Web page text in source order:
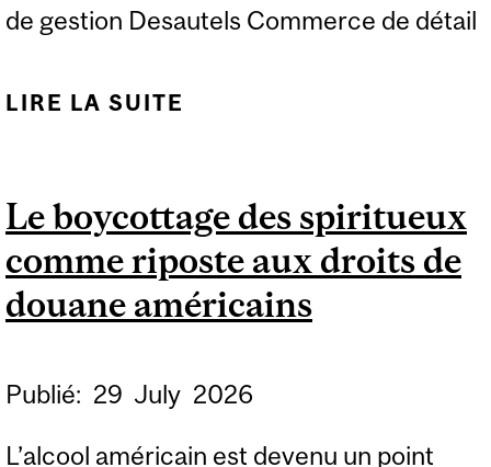
de gestion Desautels Commerce de détail
LIRE LA SUITE
Le boycottage des spiritueux
comme riposte aux droits de
douane américains
Publié: 29 July 2026
L’alcool américain est devenu un point